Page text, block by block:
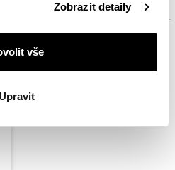
ochrany osobních údajů
Zobrazit detaily
vše
Upravit